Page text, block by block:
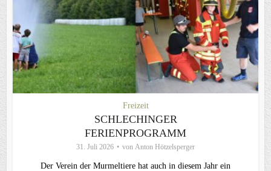
Freizeit
SCHLECHINGER
FERIENPROGRAMM
31. Juli 2026 von Anton Hötzelsperger
Der Verein der Murmeltiere hat auch in diesem Jahr ein